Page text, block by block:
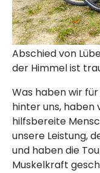
Abschied von
der Himmel ist
Was haben wir
hinter uns, haben
hilfsbereite
unsere Leistung,
und haben die
Muskelkraft